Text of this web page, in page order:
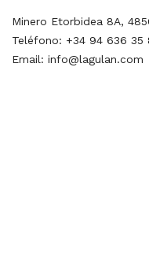
Minero Etorbidea 8A,
Teléfono: +34 94 636 35
Email: info@lagulan.com